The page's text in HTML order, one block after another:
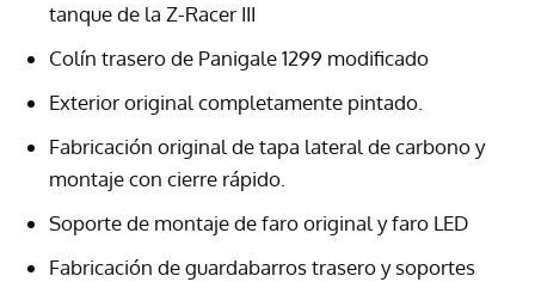
tanque de la Z-Racer III
Colín trasero de Panigale 1299 modificado
Exterior original completamente pintado.
Fabricación original de tapa lateral de carbono y
montaje con cierre rápido.
Soporte de montaje de faro original y faro LED
Fabricación de guardabarros trasero y soportes